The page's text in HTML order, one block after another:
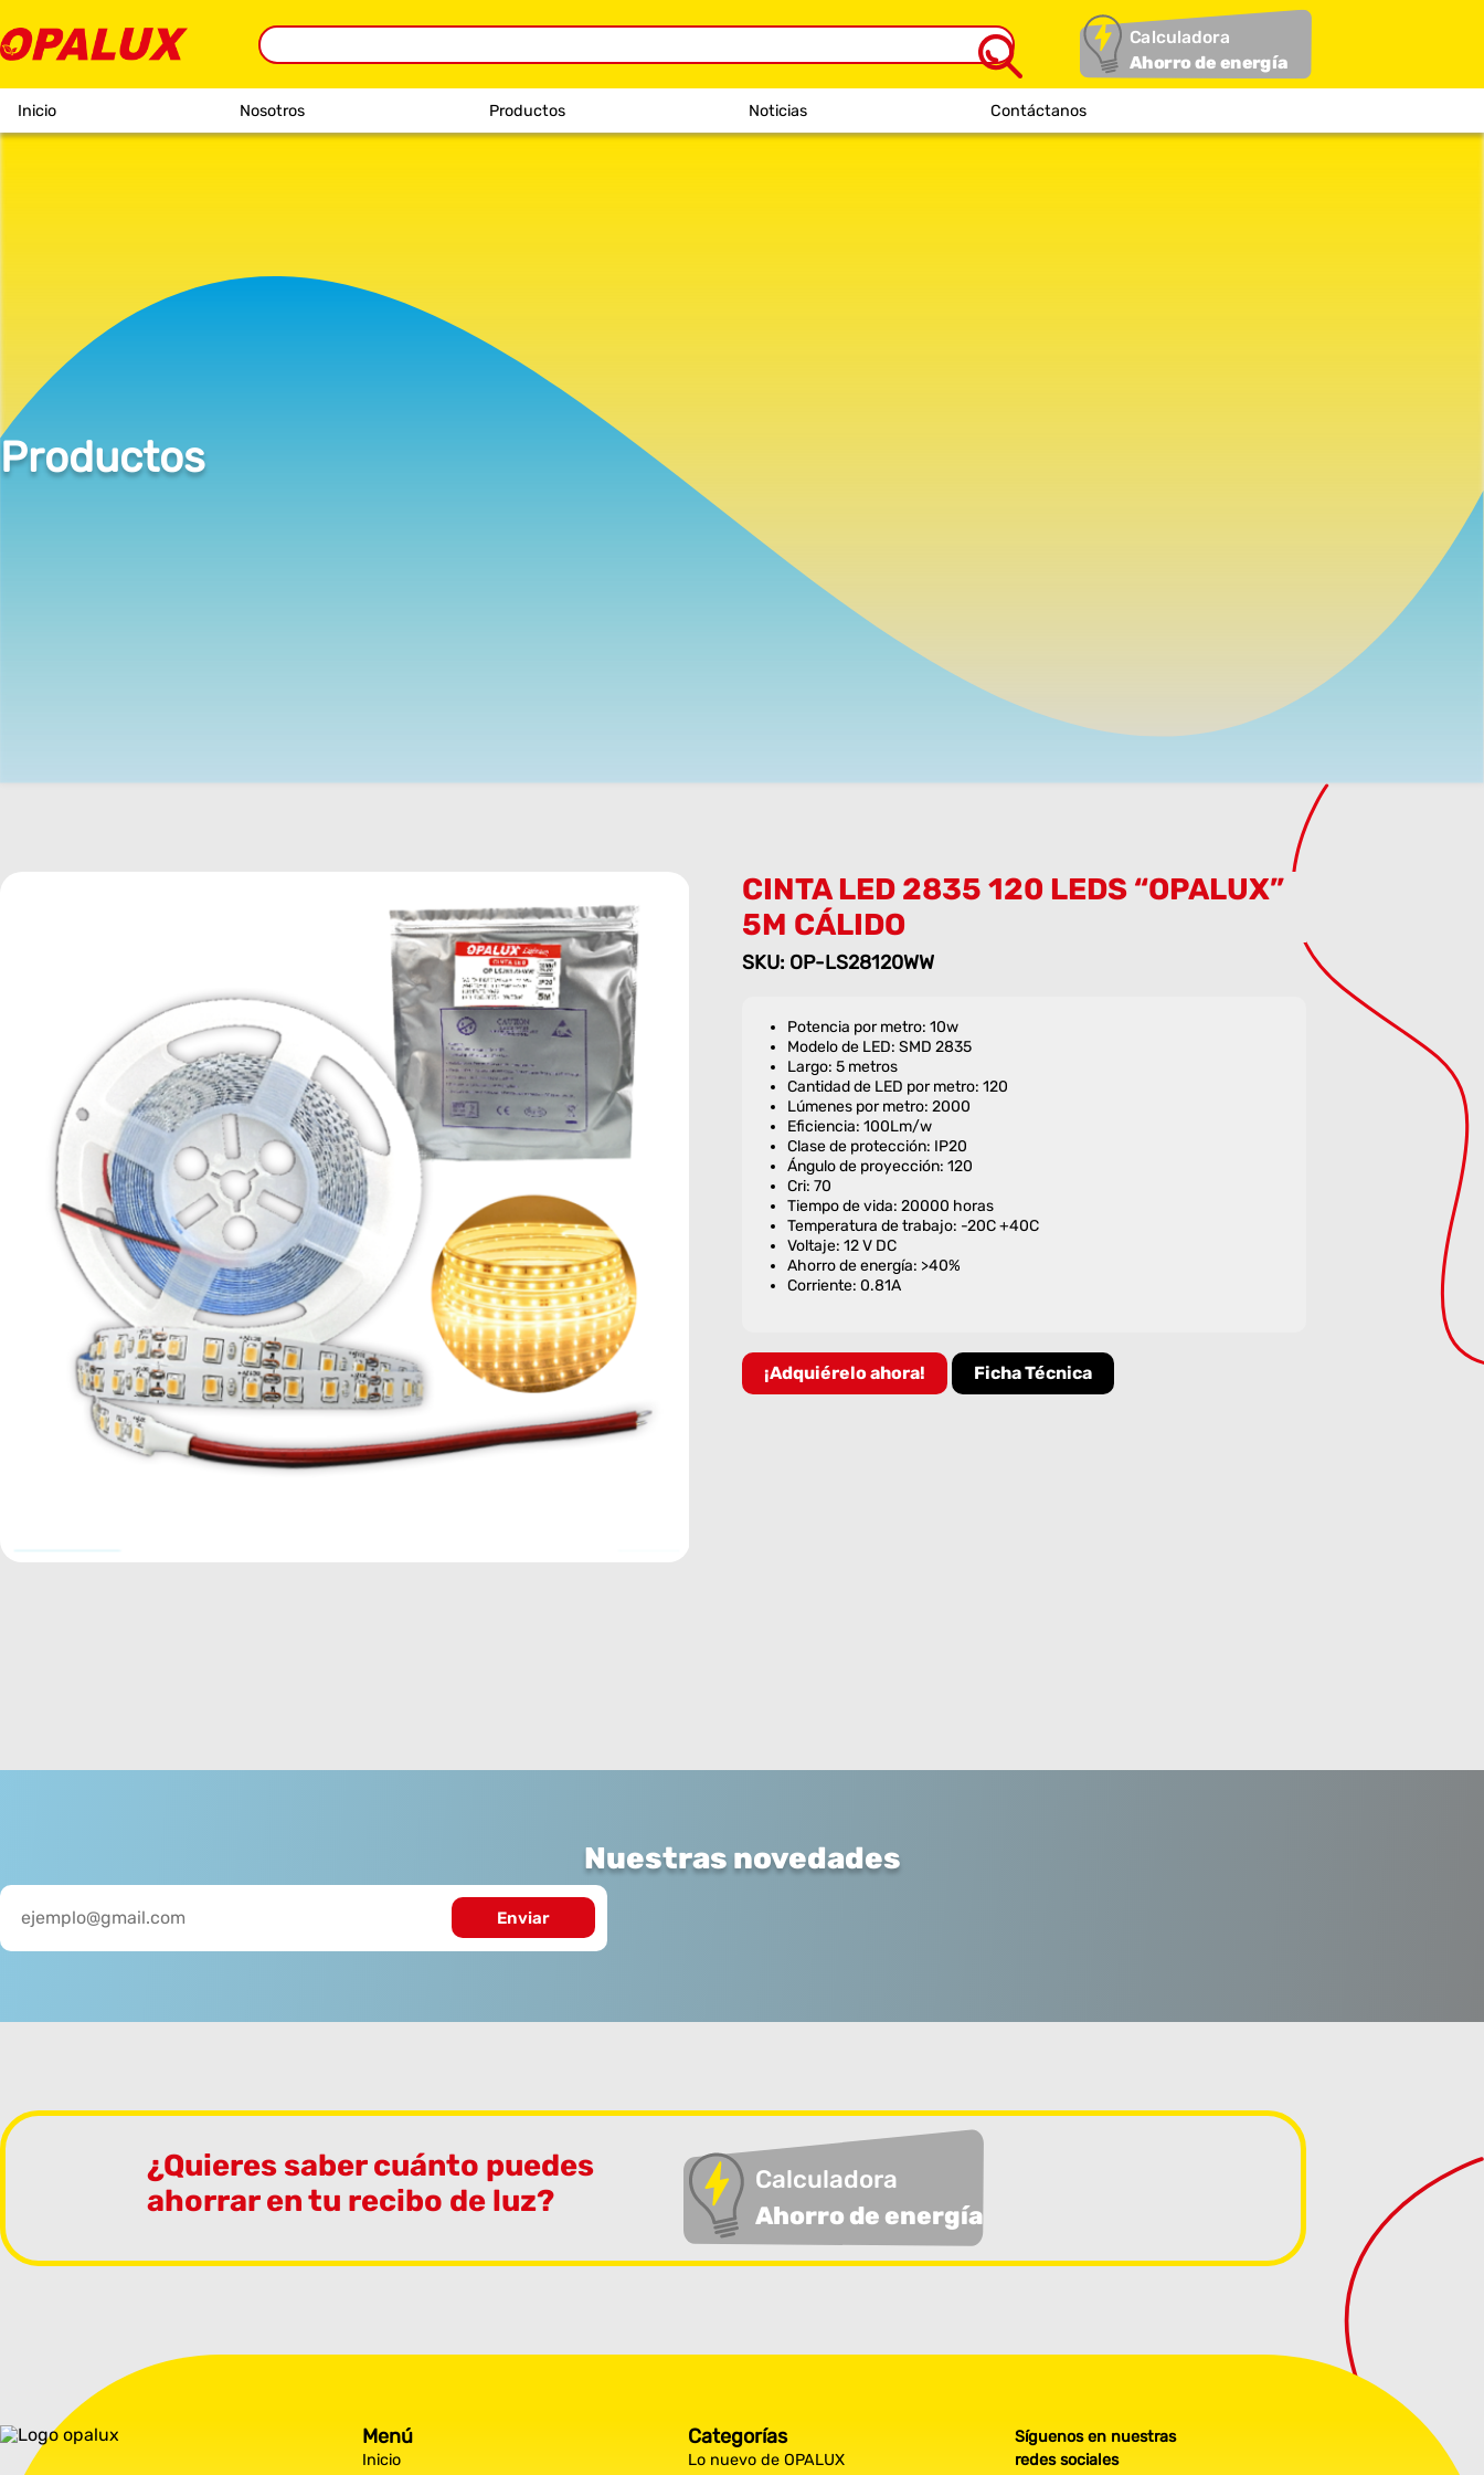
Calculadora
Ahorro de energía
Inicio Nosotros Productos Noticias Contáctanos
Productos
CINTA LED 2835 120 LEDS “OPALUX”
5M CÁLIDO
SKU: OP-LS28120WW
Potencia por metro: 10w
Modelo de LED: SMD 2835
Largo: 5 metros
Cantidad de LED por metro: 120
Lúmenes por metro: 2000
Eficiencia: 100Lm/w
Clase de protección: IP20
Ángulo de proyección: 120
Cri: 70
Tiempo de vida: 20000 horas
Temperatura de trabajo: -20C +40C
Voltaje: 12 V DC
Ahorro de energía: >40%
Corriente: 0.81A
¡Adquiérelo ahora! Ficha Técnica
Nuestras novedades
¿Quieres saber cuánto puedes
ahorrar en tu recibo de luz?
Calculadora
Ahorro de energía
Menú
Inicio
Categorías
Lo nuevo de OPALUX
Síguenos en nuestras
redes sociales